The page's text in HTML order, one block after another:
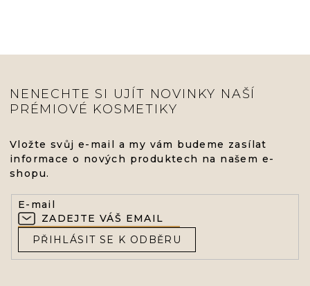
NENECHTE SI UJÍT NOVINKY NAŠÍ
PRÉMIOVÉ KOSMETIKY
Vložte svůj e-mail a my vám budeme zasílat
informace o nových produktech na našem e-
shopu.
E-mail
PŘIHLÁSIT SE K ODBĚRU